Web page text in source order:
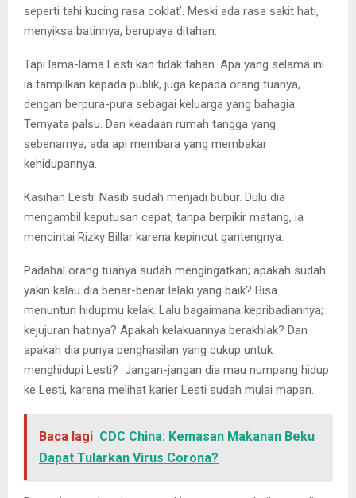
seperti tahi kucing rasa coklat’. Meski ada rasa sakit hati,
menyiksa batinnya, berupaya ditahan.
Tapi lama-lama Lesti kan tidak tahan. Apa yang selama ini
ia tampilkan kepada publik, juga kepada orang tuanya,
dengan berpura-pura sebagai keluarga yang bahagia.
Ternyata palsu. Dan keadaan rumah tangga yang
sebenarnya; ada api membara yang membakar
kehidupannya.
Kasihan Lesti. Nasib sudah menjadi bubur. Dulu dia
mengambil keputusan cepat, tanpa berpikir matang, ia
mencintai Rizky Billar karena kepincut gantengnya.
Padahal orang tuanya sudah mengingatkan; apakah sudah
yakin kalau dia benar-benar lelaki yang baik? Bisa
menuntun hidupmu kelak. Lalu bagaimana kepribadiannya;
kejujuran hatinya? Apakah kelakuannya berakhlak? Dan
apakah dia punya penghasilan yang cukup untuk
menghidupi Lesti? Jangan-jangan dia mau numpang hidup
ke Lesti, karena melihat karier Lesti sudah mulai mapan.
Baca lagi CDC China: Kemasan Makanan Beku
Dapat Tularkan Virus Corona?